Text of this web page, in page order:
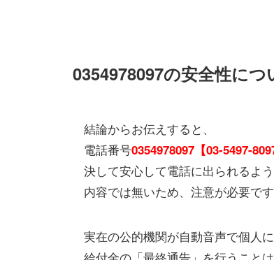
0354978097の安全性につ
結論からお伝えすると、
電話番号0354978097【03-5497-
決して安心して電話に出られるよ
内容では無いため、注意が必要です
実在の公的機関が自動音声で個人に